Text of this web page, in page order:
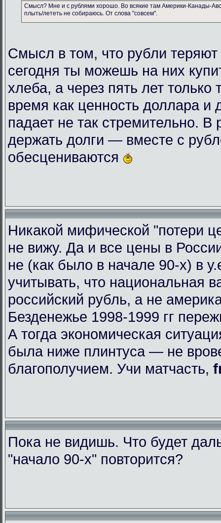
Смысл? Мне и с рублями хорошо. Во всякие там Америки-Канады-
плыть/лететь не собираюсь. От слова "совсем".
Смысл в том, что рубли теряют
сегодня ты можешь на них
хлеба, а через пять лет только
время как ценность доллара и
падает не так стремительно. В
держать долги — вместе с
обесцениваются
Никакой мифической "потери
не вижу. Да и все цены в
не (как было в начале 90-х) в
учитывать, что национальная
российский рубль, а не
Безденежье 1998-1999 гг
А тогда экономическая
была ниже плинтуса — не
благополучием. Учи матчасть,
Пока не видишь. Что будет
"начало 90-х" повторится?